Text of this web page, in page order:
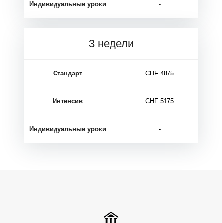
А
Индивидуальные уроки -
3 недели
Стандарт CHF 4875
Интенсив CHF 5175
Индивидуальные уроки -